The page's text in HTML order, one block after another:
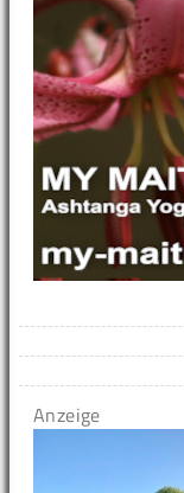
Anzeige